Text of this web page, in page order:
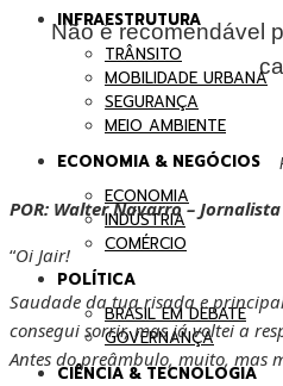
INFRAESTRUTURA
TRÂNSITO
MOBILIDADE URBANA
SEGURANÇA
MEIO AMBIENTE
ECONOMIA & NEGÓCIOS
ECONOMIA
INDÚSTRIA
COMÉRCIO
POLÍTICA
BRASIL EM DEBATE
GOVERNANÇA
CIÊNCIA & TECNOLOGIA
Não é recomendável
POR: Walter Navarro –
“Oi Jair!
Saudade da tua risada e
consegui sorrir, mas já voltei a
Antes do preâmbulo, muito, mas